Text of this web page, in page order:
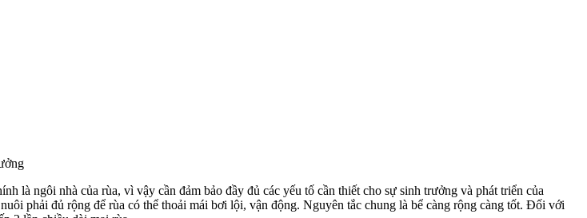
là ngôi nhà của rùa, vì vậy cần đảm bảo đầy đủ các yếu tố cần thiết cho sự sinh trưởng và phát triển của
phải đủ rộng để rùa có thể thoải mái bơi lội, vận động. Nguyên tắc chung là bể càng rộng càng tốt. Đối với